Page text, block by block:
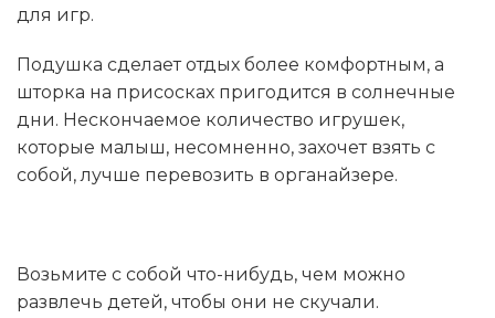
для игр.
Подушка сделает отдых более комфортным, а
шторка на присосках пригодится в солнечные
дни. Нескончаемое количество игрушек,
которые малыш, несомненно, захочет взять с
собой, лучше перевозить в органайзере.
Возьмите с собой что-нибудь, чем можно
развлечь детей, чтобы они не скучали.